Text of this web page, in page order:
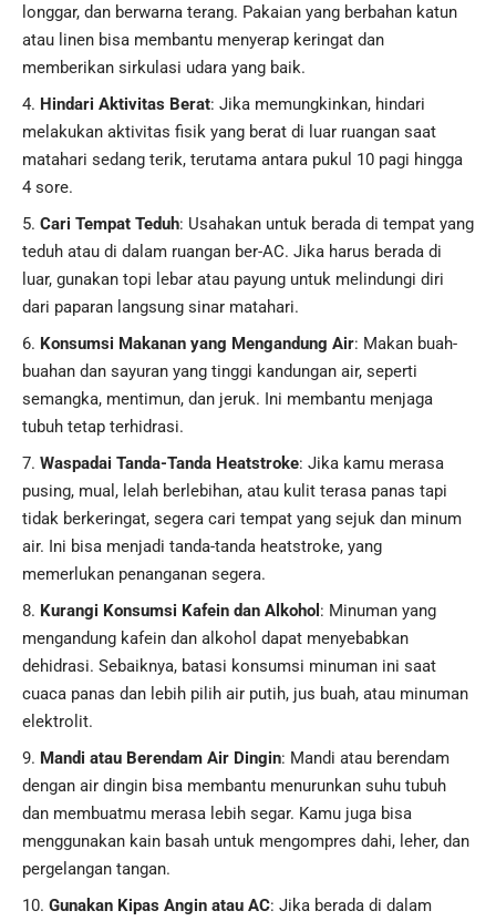
longgar, dan berwarna terang. Pakaian yang berbahan katun
atau linen bisa membantu menyerap keringat dan
memberikan sirkulasi udara yang baik.
Hindari Aktivitas Berat: Jika memungkinkan, hindari
melakukan aktivitas fisik yang berat di luar ruangan saat
matahari sedang terik, terutama antara pukul 10 pagi hingga
4 sore.
Cari Tempat Teduh: Usahakan untuk berada di tempat yang
teduh atau di dalam ruangan ber-AC. Jika harus berada di
luar, gunakan topi lebar atau payung untuk melindungi diri
dari paparan langsung sinar matahari.
Konsumsi Makanan yang Mengandung Air: Makan buah-
buahan dan sayuran yang tinggi kandungan air, seperti
semangka, mentimun, dan jeruk. Ini membantu menjaga
tubuh tetap terhidrasi.
Waspadai Tanda-Tanda Heatstroke: Jika kamu merasa
pusing, mual, lelah berlebihan, atau kulit terasa panas tapi
tidak berkeringat, segera cari tempat yang sejuk dan minum
air. Ini bisa menjadi tanda-tanda heatstroke, yang
memerlukan penanganan segera.
Kurangi Konsumsi Kafein dan Alkohol : Minuman yang
mengandung kafein dan alkohol dapat menyebabkan
dehidrasi. Sebaiknya, batasi konsumsi minuman ini saat
cuaca panas dan lebih pilih air putih, jus buah, atau minuman
elektrolit.
Mandi atau Berendam Air Dingin: Mandi atau berendam
dengan air dingin bisa membantu menurunkan suhu tubuh
dan membuatmu merasa lebih segar. Kamu juga bisa
menggunakan kain basah untuk mengompres dahi, leher, dan
pergelangan tangan.
Gunakan Kipas Angin atau AC: Jika berada di dalam